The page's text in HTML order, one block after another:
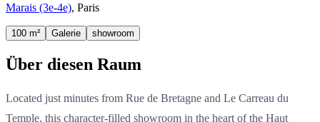
Marais (3e-4e), Paris
100 m² Galerie showroom
Über diesen Raum
Located just minutes from Rue de Bretagne and Le Carreau du
Temple, this character-filled showroom in the heart of the Haut